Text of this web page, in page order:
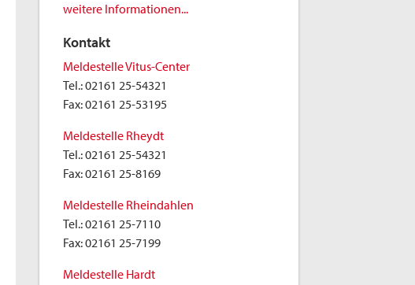
weitere Informationen...
Kontakt
Meldestelle Vitus-Center
Tel.:02161 25-54321
Fax:02161 25-53195
Meldestelle Rheydt
Tel.:02161 25-54321
Fax:02161 25-8169
Meldestelle Rheindahlen
Tel.:02161 25-7110
Fax:02161 25-7199
Meldestelle Hardt